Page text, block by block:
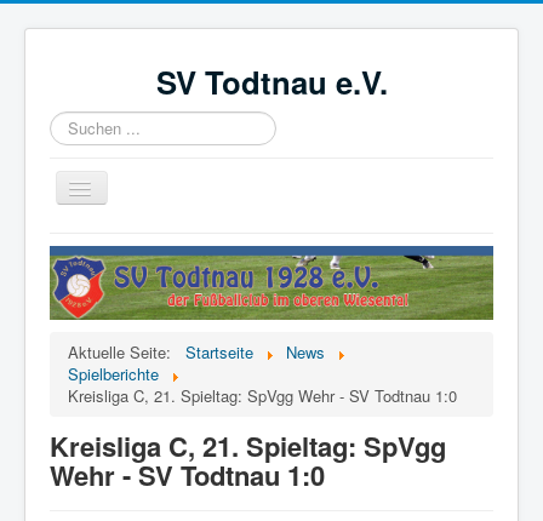
SV Todtnau e.V.
Suchen
...
Navigation
an/aus
Startseite
News
Aktive
Jugend
Förderverein
Aktuelle Seite: Startseite
News
Spielberichte
Kreisliga C, 21. Spieltag: SpVgg Wehr - SV Todtnau 1:0
Kreisliga C, 21. Spieltag: SpVgg
Wehr - SV Todtnau 1:0